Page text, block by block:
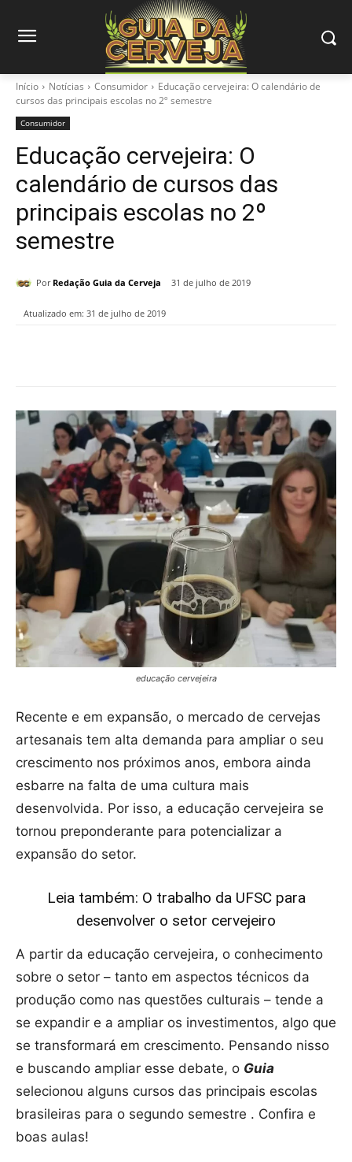
Início Notícias Consumidor
Educação cervejeira: O calendário de
cursos das principais escolas no 2º semestre
Consumidor
Educação cervejeira: O
calendário de cursos das
principais escolas no 2º
semestre
Por Redação Guia da Cerveja 31 de julho de 2019
Atualizado em: 31 de julho de 2019
educação cervejeira
Recente e em expansão, o mercado de cervejas
artesanais tem alta demanda para ampliar o seu
crescimento nos próximos anos, embora ainda
esbarre na falta de uma cultura mais
desenvolvida. Por isso, a educação cervejeira se
tornou preponderante para potencializar a
expansão do setor.
Leia também: O trabalho da UFSC para
desenvolver o setor cervejeiro
A partir da educação cervejeira, o conhecimento
sobre o setor – tanto em aspectos técnicos da
produção como nas questões culturais – tende a
se expandir e a ampliar os investimentos, algo que
se transformará em crescimento. Pensando nisso
e buscando ampliar esse debate, o Guia
selecionou alguns cursos das principais escolas
brasileiras para o segundo semestre . Confira e
boas aulas!